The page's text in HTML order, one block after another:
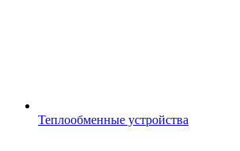
Теплообменные устройства